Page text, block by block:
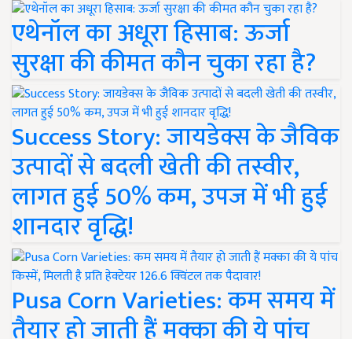
एथेनॉल का अधूरा हिसाब: ऊर्जा
सुरक्षा की कीमत कौन चुका रहा है?
Success Story: जायडेक्स के जैविक
उत्पादों से बदली खेती की तस्वीर,
लागत हुई 50% कम, उपज में भी हुई
शानदार वृद्धि!
Pusa Corn Varieties: कम समय में
तैयार हो जाती हैं मक्का की ये पांच